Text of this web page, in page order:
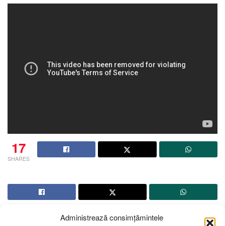
Administrează consimțămintele
17
SHARES